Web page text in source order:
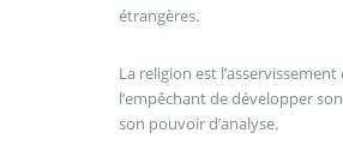
étrangères.
La religion est l’asservissement
l’empêchant de développer
son pouvoir d’analyse.